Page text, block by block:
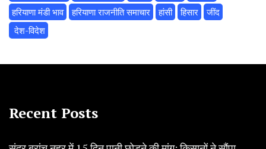
हरियाणा मंडी भाव
हरियाणा राजनीति समाचार हांसी हिसार
‌जींद
‌ देश-विदेश
Recent Posts